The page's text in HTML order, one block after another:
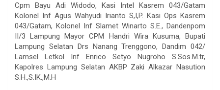
Cpm Bayu Adi Widodo, Kasi Intel Kasrem 043/Gatam
Kolonel Inf Agus Wahyudi Irianto S,I,P. Kasi Ops Kasrem
043/Gatam, Kolonel Inf Slamet Winarto S.E., Dandenpom
II/3 Lampung Mayor CPM Handri Wira Kusuma, Bupati
Lampung Selatan Drs Nanang Trenggono, Dandim 042/
Lamsel Letkol Inf Enrico Setyo Nugroho S.Sos.M.tr,
Kapolres Lampung Selatan AKBP Zaki Alkazar Nasution
S.H.,S.IK.,M.H